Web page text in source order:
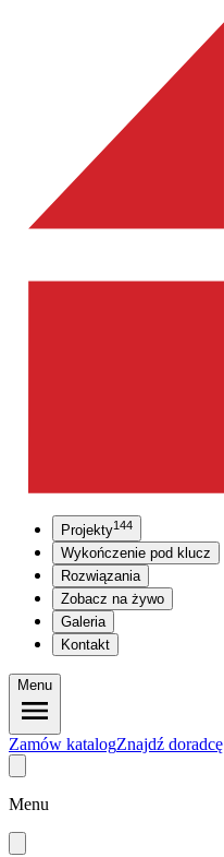
Projekty144
Wykończenie pod klucz
Rozwiązania
Zobacz na żywo
Galeria
Kontakt
Menu
Zamów katalogZnajdź doradcę
Menu